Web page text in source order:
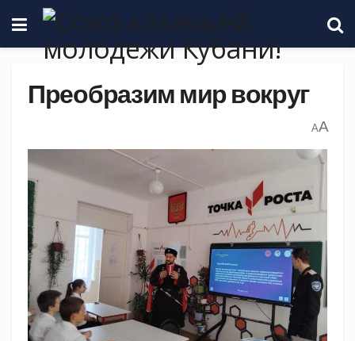
Преобразим мир вокруг
AA